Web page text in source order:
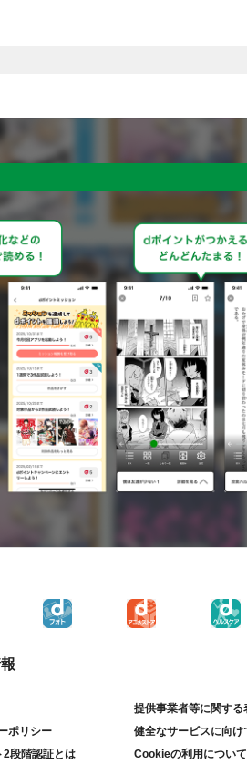
提供事業者等に関する
ポリシー
健全なサービスに向け
2段階認証とは
Cookieの利用について